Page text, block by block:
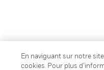
En naviguant sur notre
cookies. Pour plus